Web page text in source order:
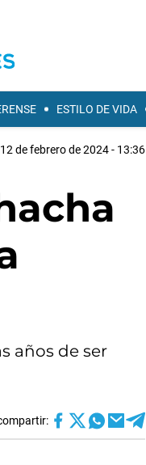
ESTILO DE VIDA
12 de febrero de 2024 - 13:36
años de ser